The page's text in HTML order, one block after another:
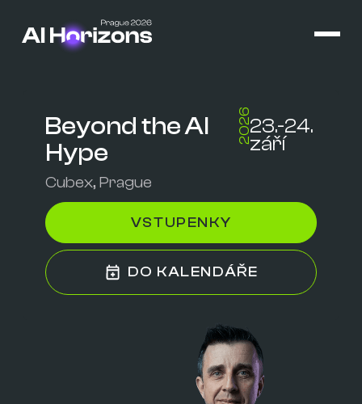
Beyond the AI
Hype
Cubex, Prague
202623.-24.
září
VSTUPENKY
DO KALENDÁŘE